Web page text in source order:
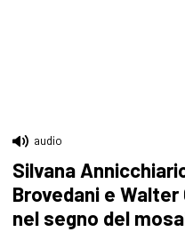
audio
Silvana
Brovedani e
nel segno del